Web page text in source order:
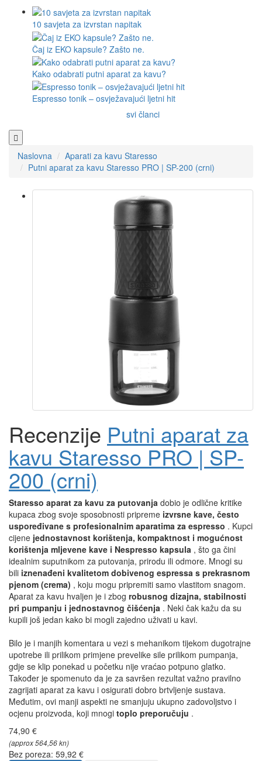
10 savjeta za izvrstan napitak
Čaj iz EKO kapsule? Zašto ne.
Kako odabrati putni aparat za kavu?
Espresso tonik – osvježavajući ljetni hit
svi članci
Naslovna
Aparati za kavu Staresso
Putni aparat za kavu Staresso PRO | SP-200 (crni)
Recenzije Putni aparat za
kavu Staresso PRO | SP-
200 (crni)
Staresso aparat za kavu za putovanja dobio je odlične kritike
kupaca zbog svoje sposobnosti pripreme izvrsne kave, često
uspoređivane s profesionalnim aparatima za espresso . Kupci
cijene jednostavnost korištenja, kompaktnost i mogućnost
korištenja mljevene kave i Nespresso kapsula , što ga čini
idealnim suputnikom za putovanja, prirodu ili odmore. Mnogi su
bili iznenađeni kvalitetom dobivenog espressa s prekrasnom
pjenom (crema) , koju mogu pripremiti samo vlastitom snagom.
Aparat za kavu hvaljen je i zbog robusnog dizajna, stabilnosti
pri pumpanju i jednostavnog čišćenja . Neki čak kažu da su
kupili još jedan kako bi mogli zajedno uživati u kavi.
Bilo je i manjih komentara u vezi s mehanikom tijekom dugotrajne
upotrebe ili prilikom primjene prevelike sile prilikom pumpanja,
gdje se klip ponekad u početku nije vraćao potpuno glatko.
Također je spomenuto da je za savršen rezultat važno pravilno
zagrijati aparat za kavu i osigurati dobro brtvljenje sustava.
Međutim, ovi manji aspekti ne smanjuju ukupno zadovoljstvo i
ocjenu proizvoda, koji mnogi toplo preporučuju .
74,90 €
(approx 564,56 kn)
Bez poreza: 59,92 €